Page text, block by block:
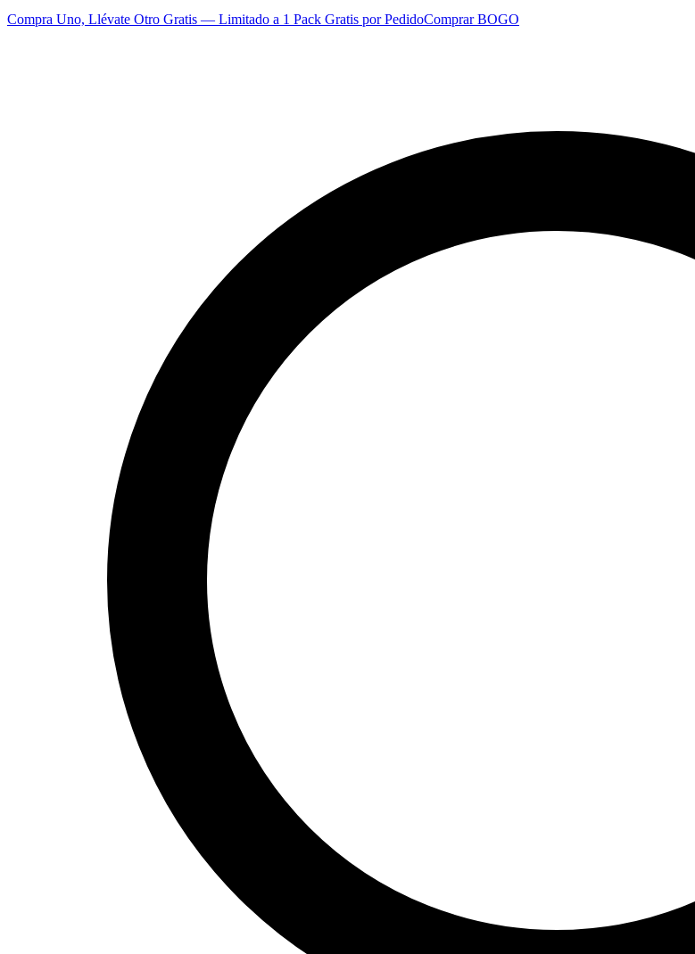
Compra Uno, Llévate Otro Gratis — Limitado a 1 Pack Gratis por PedidoComprar BOGO